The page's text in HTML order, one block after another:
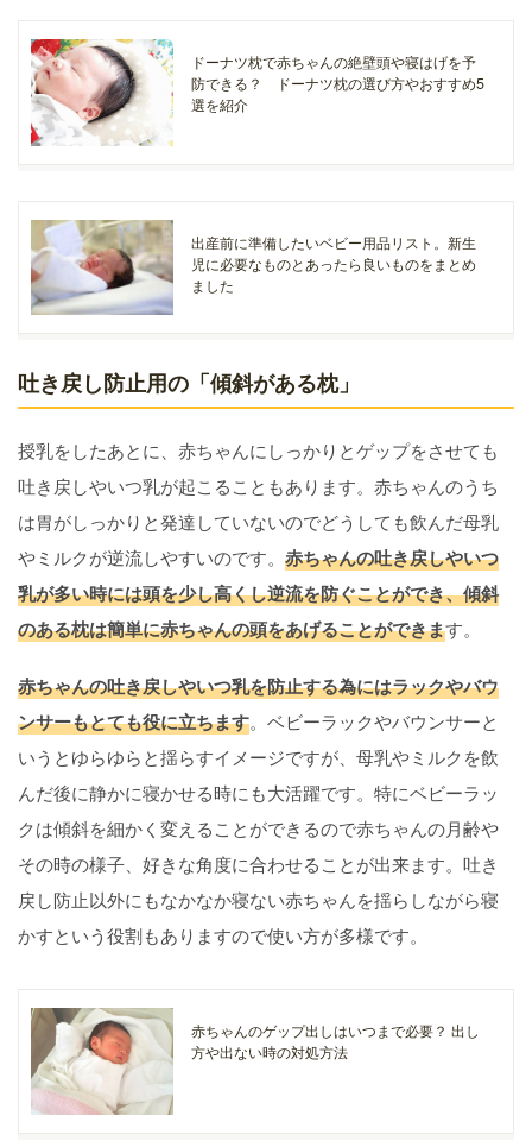
ドーナツ枕で赤ちゃんの絶壁頭や寝はげを予
防できる？ ドーナツ枕の選び方やおすすめ5
選を紹介
出産前に準備したいベビー用品リスト。新生
児に必要なものとあったら良いものをまとめ
ました
吐き戻し防止用の「傾斜がある枕」
授乳をしたあとに、赤ちゃんにしっかりとゲップをさせても
吐き戻しやいつ乳が起こることもあります。赤ちゃんのうち
は胃がしっかりと発達していないのでどうしても飲んだ母乳
やミルクが逆流しやすいのです。 赤ちゃんの吐き戻しやいつ
乳が多い時には頭を少し高くし逆流を防ぐことができ、傾斜
のある枕は簡単に赤ちゃんの頭をあげることができます。
赤ちゃんの吐き戻しやいつ乳を防止する為にはラックやバウ
ンサーもとても役に立ちます。ベビーラックやバウンサーと
いうとゆらゆらと揺らすイメージですが、母乳やミルクを飲
んだ後に静かに寝かせる時にも大活躍です。特にベビーラッ
クは傾斜を細かく変えることができるので赤ちゃんの月齢や
その時の様子、好きな角度に合わせることが出来ます。吐き
戻し防止以外にもなかなか寝ない赤ちゃんを揺らしながら寝
かすという役割もありますので使い方が多様です。
赤ちゃんのゲップ出しはいつまで必要？ 出し
方や出ない時の対処方法